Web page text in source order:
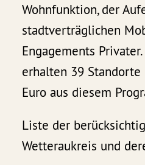
Wohnfunktion, der
stadtverträglichen
Engagements
erhalten 39
Euro aus diesem
Liste der
Wetteraukreis und